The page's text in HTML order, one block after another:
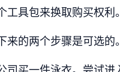
工具包来换取购买权利。
来的两个步骤是可选的。